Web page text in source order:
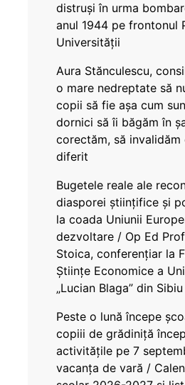
distruși în urma
anul 1944 pe frontonul
Universității
Aura Stănculescu,
o mare nedreptate să
copii să fie așa cum
dornici să îi băgăm în
corectăm, să invalidăm
diferit
Bugetele reale ale
diasporei științifice și
la coada Uniunii
dezvoltare / Op Ed
Stoica, conferențiar la
Științe Economice a
„Lucian Blaga” din Sibiu
Peste o lună începe
copiii de grădiniță
activitățile pe 7
vacanța de vară /